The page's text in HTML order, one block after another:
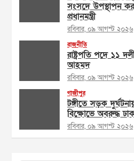
সংসদে উপস্থাপন
প্রধানমন্ত্রী
রবিবার, ০৯ আগস্ট ২০২৬
রাজনীতি
রাষ্ট্রপতি পদে ১১
আহমদ
রবিবার, ০৯ আগস্ট ২০২৬
গাজীপুর
টঙ্গীতে সড়ক
বিক্ষোভে অবরুদ্ধ
রবিবার, ০৯ আগস্ট ২০২৬